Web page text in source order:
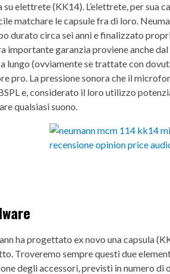
su elettrete (KK14). L’elettrete, per sua
matchare le capsule fra di loro.
durato circa sei anni e finalizzato
importante garanzia proviene anche
lungo (ovviamente se trattate con
pro. La pressione sonora che il
e, considerato il loro utilizzo
qualsiasi suono.
ha progettato ex novo una capsula
Troveremo sempre questi due
degli accessori, previsti in numero